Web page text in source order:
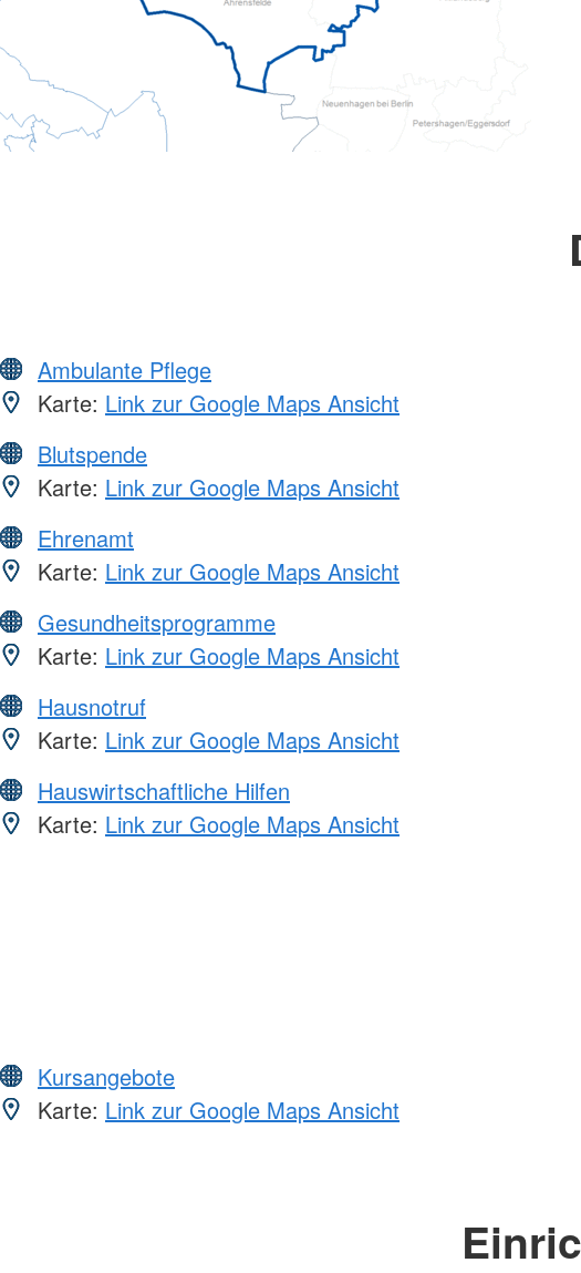
Ambulante Pflege
Karte: Link zur Google Maps Ansicht
Blutspende
Karte: Link zur Google Maps Ansicht
Ehrenamt
Karte: Link zur Google Maps Ansicht
Gesundheitsprogramme
Karte: Link zur Google Maps Ansicht
Hausnotruf
Karte: Link zur Google Maps Ansicht
Hauswirtschaftliche Hilfen
Karte: Link zur Google Maps Ansicht
Kursangebote
Karte: Link zur Google Maps Ansicht